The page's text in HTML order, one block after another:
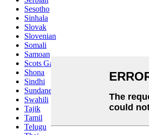
Sesotho
Sinhala
Slovak
Slovenian
Somali
Samoan
Scots Gaelic
Shona
Sindhi
Sundanese
Swahili
Tajik
Tamil
Telugu